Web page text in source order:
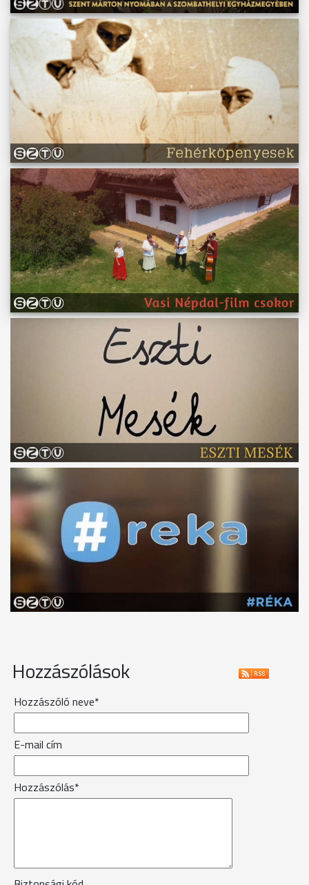
Hozzászólások
Hozzászóló neve*
E-mail cím
Hozzászólás*